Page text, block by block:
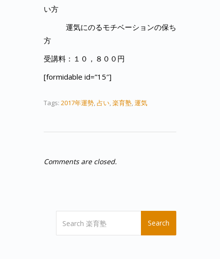
い方
運気にのるモチベーションの保ち
方
受講料：１０，８００円
[formidable id=”15″]
Tags: 2017年運勢,占い,楽育塾,運気
Comments are closed.
Search